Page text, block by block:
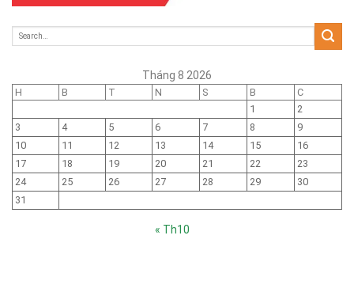
Tháng 8 2026
H B T N S B
C
1
2
3
4 5 6 7 8
9
10
11 12 13 14 15
16
17
18 19 20 21 22
23
24
25 26 27 28 29
30
31
« Th10